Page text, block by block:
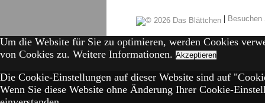
|
Um die Website für Sie zu optimieren, werden Cookies
von Cookies zu. Weitere Informationen. Akzeptieren
Die Cookie-Einstellungen auf dieser Website sind auf
Wenn Sie diese Website ohne Änderung Ihrer Cookie-